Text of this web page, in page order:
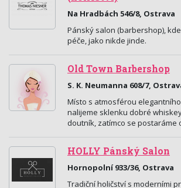
Na Hradbách 546/8, Ostrava
Pánský salon (barbershop),
péče, jako nikde jinde.
Old Town Barbershop
S. K. Neumanna 608/7,
Místo s atmosférou
nalijeme sklenku dobré
doutník, zatímco se postaráme
HOLLY Pánský Salon
Hornopolní 933/36, Ostrava
Tradiční holičství s moderními